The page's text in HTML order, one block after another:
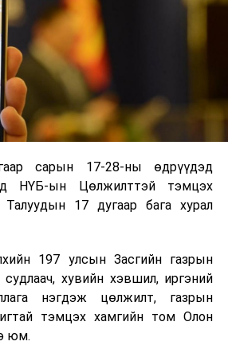
сарын 17-28-ны өдрүүдэд
НҮБ-ын Цөлжилттэй тэмцэх
17 дугаар бага хурал
197 улсын Засгийн газрын
хувийн хэвшил, иргэний
нэгдэж цөлжилт, газрын
тэмцэх хамгийн том Олон
юм.